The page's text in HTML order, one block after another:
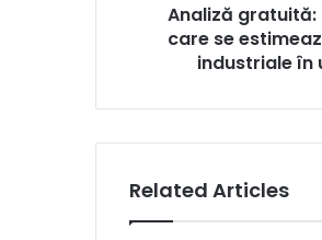
industriale
Analiză
care se
industriale în
Related Articles